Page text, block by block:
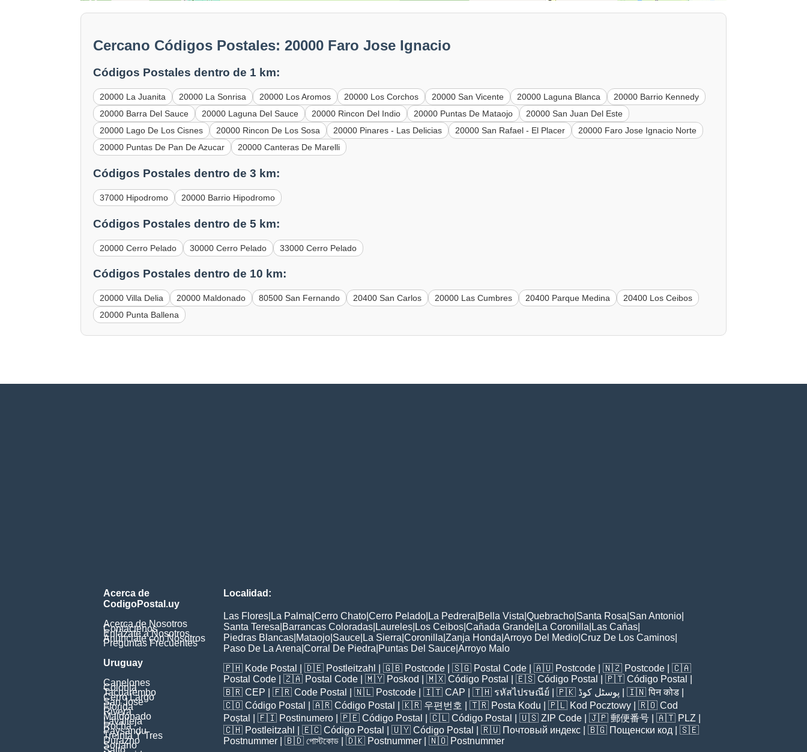
Cercano Códigos Postales: 20000 Faro Jose Ignacio
Códigos Postales dentro de 1 km:
20000 La Juanita 20000 La Sonrisa 20000 Los Aromos 20000 Los Corchos 20000 San Vicente 20000 Laguna Blanca
20000 Barrio Kennedy
20000 Barra Del Sauce
20000 Laguna Del Sauce 20000 Rincon Del Indio 20000 Puntas De Mataojo
20000 San Juan Del Este
20000 Lago De Los Cisnes
20000 Rincon De Los Sosa 20000 Pinares - Las Delicias 20000 San Rafael - El Placer
20000 Faro Jose Ignacio Norte
20000 Puntas De Pan De Azucar
20000 Canteras De Marelli
Códigos Postales dentro de 3 km:
37000 Hipodromo 20000 Barrio Hipodromo
Códigos Postales dentro de 5 km:
20000 Cerro Pelado 30000 Cerro Pelado 33000 Cerro Pelado
Códigos Postales dentro de 10 km:
20000 Villa Delia 20000 Maldonado 80500 San Fernando 20400 San Carlos 20000 Las Cumbres 20400 Parque Medina
20400 Los Ceibos
20000 Punta Ballena
Acerca de
CodigoPostal.uy
Acerca de Nosotros
Contáctenos
Enlázate a Nosotros
Anúnciate con Nosotros
Preguntas Frecuentes
Uruguay
Canelones
Colonia
Tacuarembo
Cerro Largo
San Jose
Florida
Rivera
Maldonado
Lavalleja
Rocha
Paysandu
Treinta Y Tres
Durazno
Soriano
Localidad:
Las Flores La Palma Cerro Chato Cerro Pelado La Pedrera Bella Vista Quebracho Santa Rosa San Antonio
Santa Teresa Barrancas Coloradas Laureles Los Ceibos Cañada Grande La Coronilla Las Cañas
Piedras Blancas Mataojo Sauce La Sierra Coronilla Zanja Honda Arroyo Del Medio Cruz De Los Caminos
Paso De La Arena Corral De Piedra Puntas Del Sauce Arroyo Malo
🇵🇭 Kode Postal | 🇩🇪 Postleitzahl | 🇬🇧 Postcode | 🇸🇬 Postal Code | 🇦🇺 Postcode | 🇳🇿 Postcode | 🇨🇦
Postal Code | 🇿🇦 Postal Code | 🇲🇾 Poskod | 🇲🇽 Código Postal | 🇪🇸 Código Postal | 🇵🇹 Código Postal
🇧🇷 CEP | 🇫🇷 Code Postal | 🇳🇱 Postcode | 🇮🇹 CAP | 🇹🇭 รหัสไปรษณีย์ | 🇵🇰 پوسٹل کوڈ | 🇮🇳पिन कोड
🇨🇴 Código Postal | 🇦🇷 Código Postal | 🇰🇷 우편번호 | 🇹🇷 Posta Kodu | 🇵🇱 Kod Pocztowy | 🇷🇴 Cod
Poștal
| 🇫🇮 Postinumero | 🇵🇪 Código Postal | 🇨🇱 Código Postal | 🇺🇸 ZIP Code | 🇯🇵 郵便番号 | 🇦🇹 PLZ
🇨🇭 Postleitzahl | 🇪🇨 Código Postal | 🇺🇾 Código Postal | 🇷🇺 Почтовый индекс | 🇧🇬 Пощенски код | 🇸🇪
Postnummer | 🇧🇩 পোস্টকোড | 🇩🇰 Postnummer | 🇳🇴 Postnummer